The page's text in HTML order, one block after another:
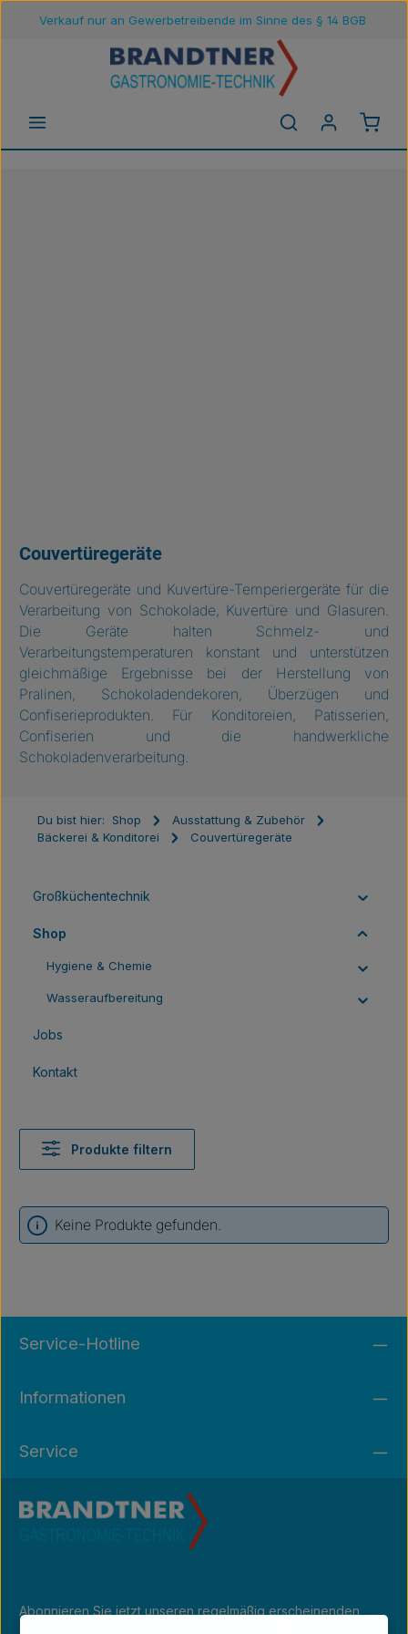
Zum Hauptinhalt springen
Verkauf nur an Gewerbetreibende im Sinne des § 14 BGB
Couvertüregeräte
Couvertüregeräte und Kuvertüre-Temperiergeräte für die
Verarbeitung von Schokolade, Kuvertüre und Glasuren.
Die Geräte halten Schmelz- und
Verarbeitungstemperaturen konstant und unterstützen
gleichmäßige Ergebnisse bei der Herstellung von
Pralinen, Schokoladendekoren, Überzügen und
Confiserieprodukten. Für Konditoreien, Patisserien,
Confiserien und die handwerkliche
Schokoladenverarbeitung.
Du bist hier: Shop
Ausstattung & Zubehör
Bäckerei & Konditorei
Couvertüregeräte
Großküchentechnik
Shop
Hygiene & Chemie
Wasseraufbereitung
Jobs
Kontakt
Produkte filtern
Keine Produkte gefunden.
Service-Hotline
Informationen
Service
Abonnieren Sie jetzt unseren regelmäßig erscheinenden
Newsletter, um rechtzeitig über neue Produkte und